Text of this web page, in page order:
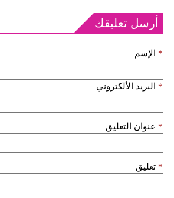
أرسل تعليقك
الإسم *
البريد الألكتروني *
عنوان التعليق *
تعليق *